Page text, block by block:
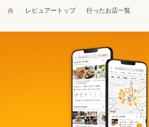
レビュアートップ 行ったお店一覧